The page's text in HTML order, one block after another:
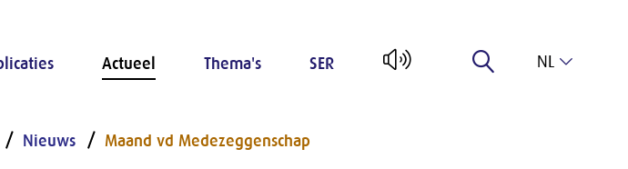
Actueel Thema's SER NL
Nieuws Maand vd Medezeggenschap